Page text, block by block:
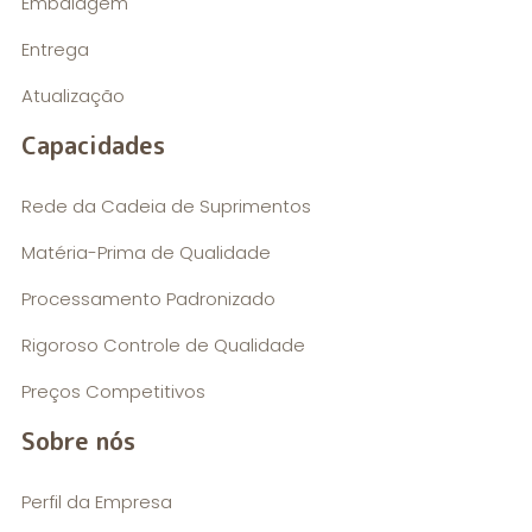
Entrega
Atualização
Capacidades
Rede da Cadeia de Suprimentos
Matéria-Prima de Qualidade
Processamento Padronizado
Rigoroso Controle de Qualidade
Preços Competitivos
Sobre nós
Perfil da Empresa